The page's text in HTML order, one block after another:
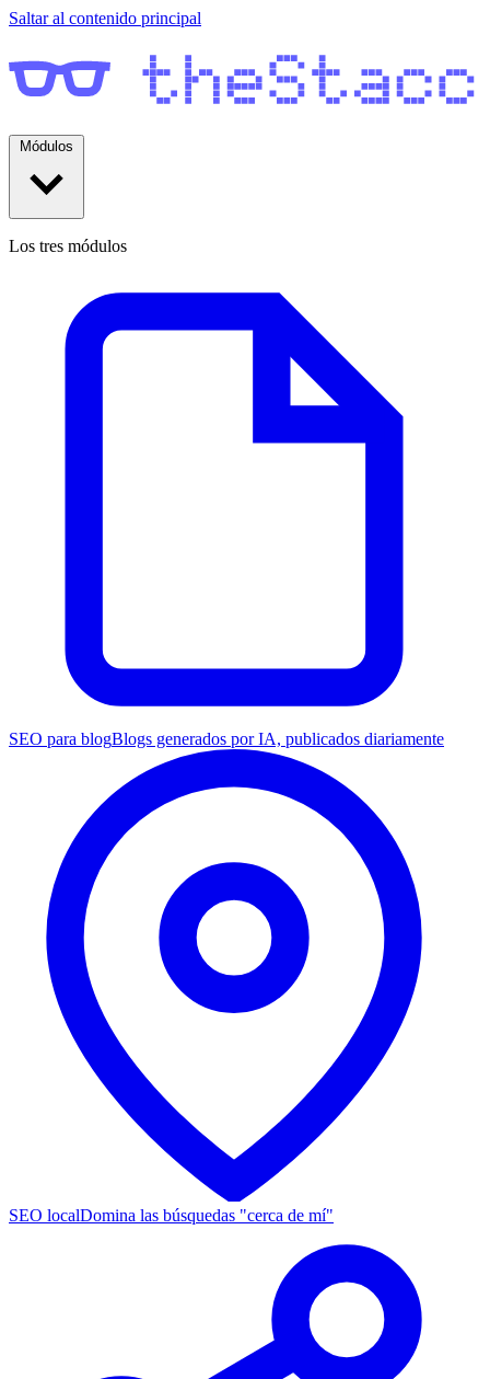
Saltar al contenido principal
Los tres módulos
SEO para blogBlogs generados por IA, publicados diariamente
SEO localDomina las búsquedas "cerca de mí"